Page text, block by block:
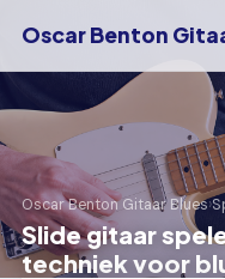
Oscar Benton
Oscar Benton Gitaar Blues›
Slide gitaar
techniek voor